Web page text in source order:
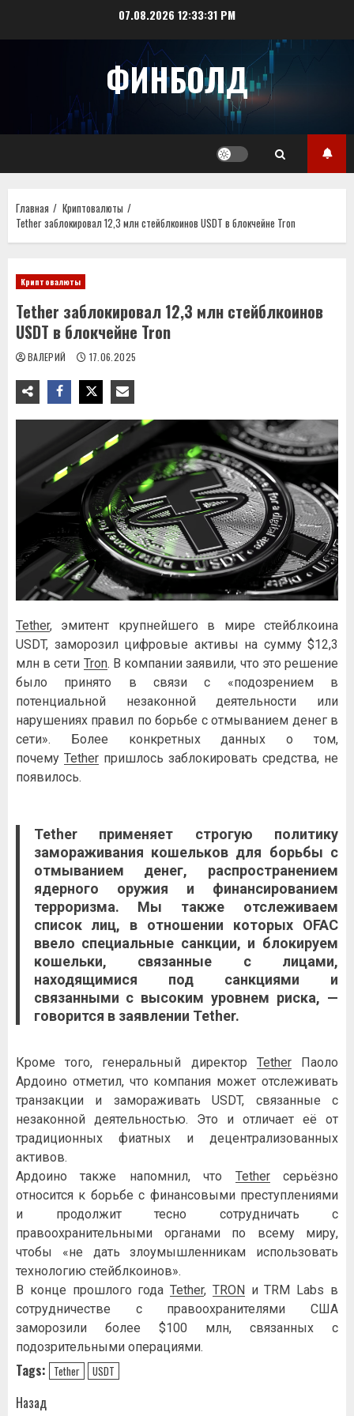
07.08.2026 12:33:31 PM
ФИНБОЛД
Главная
Криптовалюты
Tether заблокировал 12,3 млн стейблкоинов USDT в блокчейне Tron
Криптовалюты
Tether заблокировал 12,3 млн стейблкоинов
USDT в блокчейне Tron
ВАЛЕРИЙ 17.06.2025
Tether, эмитент крупнейшего в мире стейблкоина
USDT, заморозил цифровые активы на сумму $12,3
млн в сети Tron. В компании заявили, что это решение
было принято в связи с «подозрением в
потенциальной незаконной деятельности или
нарушениях правил по борьбе с отмыванием денег в
сети». Более конкретных данных о том,
почему Tether пришлось заблокировать средства, не
появилось.
Tetherприменяет строгую политику
замораживания кошельков для борьбы с
отмыванием денег, распространением
ядерного оружия и финансированием
терроризма. Мы также отслеживаем
список лиц, в отношении которых OFAC
ввело специальные санкции, и блокируем
кошельки, связанные с лицами,
находящимися под санкциями и
связанными с высоким уровнем риска, —
говорится в заявлении Tether.
Кроме того, генеральный директор TetherПаоло
Ардоино отметил, что компания может отслеживать
транзакции и замораживать USDT, связанные с
незаконной деятельностью. Это и отличает её от
традиционных фиатных и децентрализованных
активов.
Ардоино также напомнил, что Tetherсерьёзно
относится к борьбе с финансовыми преступлениями
и продолжит тесно сотрудничать с
правоохранительными органами по всему миру,
чтобы «не дать злоумышленникам использовать
технологию стейблкоинов».
В конце прошлого годаTether, TRON и TRM Labs в
сотрудничестве с правоохранителями США
заморозили более $100 млн, связанных с
подозрительными операциями.
Tags: Tether USDT
Навигация
Назад